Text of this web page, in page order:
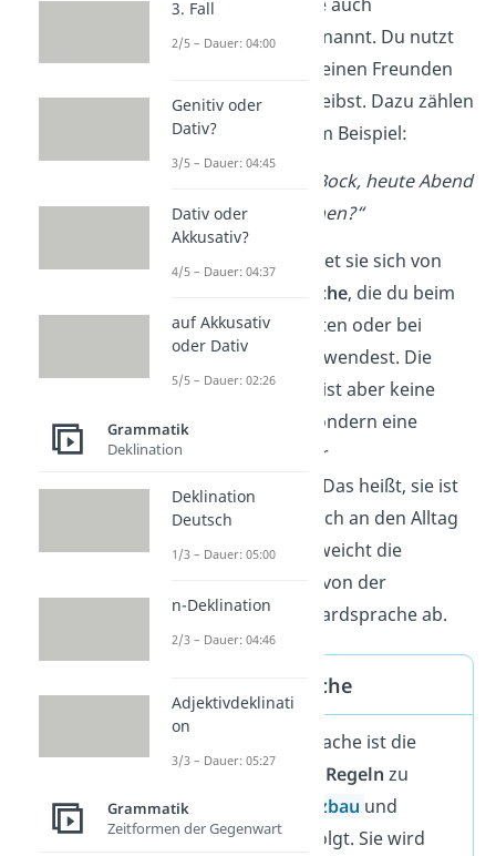
Deswegen wird sie auch
Alltagssprache
genannt. Du nutzt
sie, wenn du mit deinen Freunden
sprichst oder schreibst. Dazu zählen
auch Sätze wie zum Beispiel:
“Sag mal hast du Bock, heute Abend
was zu unternehmen?“
Damit unterscheidet sie sich von
Standardsprache, die du beim
Schreiben von Texten oder bei
Präsentationen anwendest. Die
Umgangssprache ist aber keine
eigene Sprache, sondern eine
Sprachvarietät
der
Standardsprache. Das heißt, sie ist
eine Version, die sich an den Alltag
anpasst. Deshalb weicht die
Umgangssprache von der
formelleren Standardsprache ab.
Standardsprache
Die Standardsprache ist die
Regeln zu
Grammatik,
Satzbau und
Aussprache befolgt. Sie wird
3. Fall
2/5 – Dauer: 04:00
Genitiv oder
Dativ?
3/5 – Dauer: 04:45
Dativ oder
Akkusativ?
4/5 – Dauer: 04:37
auf Akkusativ
oder Dativ
5/5 – Dauer: 02:26
Grammatik
Deklination
Deklination
Deutsch
1/3 – Dauer: 05:00
n-Deklination
2/3 – Dauer: 04:46
Adjektivdeklinati
on
3/3 – Dauer: 05:27
Grammatik
Zeitformen der Gegenwart